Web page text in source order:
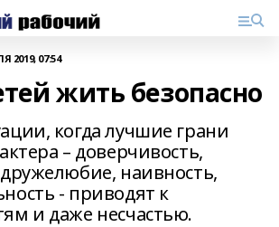
2019, 07:54
жить безопасно
когда лучшие грани
– доверчивость,
наивность,
- приводят к
и даже несчастью.